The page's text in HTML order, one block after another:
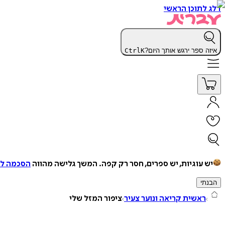
דלג לתוכן הראשי
איזה ספר ירגש אותך היום? CtrlK
יש עוגיות, יש ספרים, חסר רק קפה. המשך גלישה מהווה הסכמה
הבנתי
ראשית קריאה ונוער צעיר ציפור המזל שלי